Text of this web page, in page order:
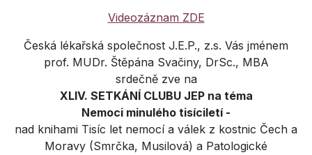
Videozáznam ZDE
Česká lékařská společnost J.E.P., z.s. Vás jménem
prof. MUDr. Štěpána Svačiny, DrSc., MBA
srdečně zve na
XLIV. SETKÁNÍ CLUBU JEP na téma
Nemoci minulého tisíciletí -
nad knihami Tisíc let nemocí a válek z kostnic Čech a
Moravy (Smrčka, Musilová) a Patologické